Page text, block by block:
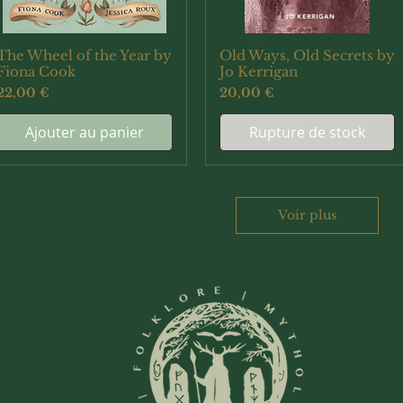
Aperçu rapide
Wheel of the Year by
Cook
€
Ajouter au panier
Aperçu rapide
Old Ways, Old Secrets by
Jo Kerrigan
Prix
20,00 €
Rupture de stock
Voir plus